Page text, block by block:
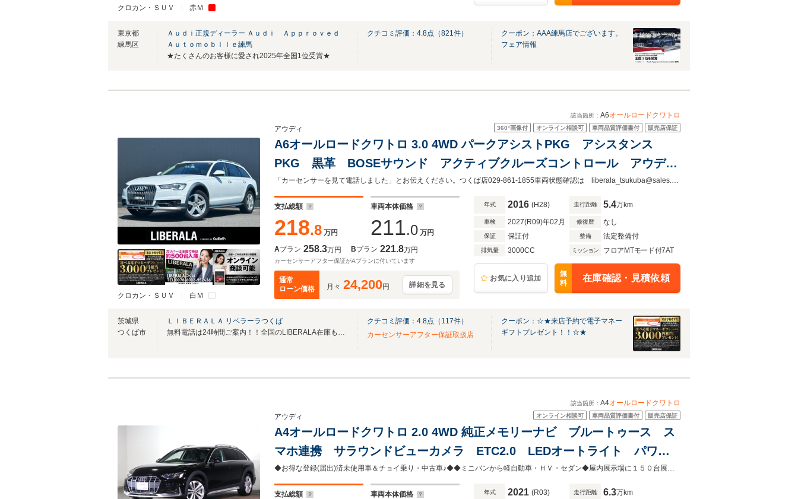
クロカン・ＳＵＶ 赤Ｍ
東京都
練馬区
Ａｕｄｉ正規ディーラー Ａｕｄｉ Ａｐｐｒｏｖｅｄ
Ａｕｔｏｍｏｂｉｌｅ練馬
★たくさんのお客様に愛され2025年全国1位受賞★
クチコミ評価： 4.8点（821件）
クーポン：AAA練馬店でございます。
フェア情報
該当箇所： A6オールロードクワトロ
クロカン・ＳＵＶ 白Ｍ
360°画像付 オンライン相談可 車両品質評価書付 販売店保証
アウディ
A6オールロードクワトロ 3.0 4WD パークアシストPKG アシスタンス
PKG 黒革 BOSEサウンド アクティブクルーズコントロール アウディ
サイドアシスト ブラインドスポットモニター MMIナビ 360°カメラ
ETC シートヒーター
「カーセンサーを見て電話しました」とお伝えください。つくば店029-861-1855車両状態確認は liberala_tsukuba@sales.glv.co.jp までご連絡ください。
支払総額
218.8 万円
車両本体価格
211.0 万円
Aプラン 258.3万円 Bプラン 221.8万円
カーセンサーアフター保証がAプランに付いています
通常
ローン価格
月々 24,200円 詳細を見る
年式 2016 (H28) 走行距離 5.4万km
車検 2027(R09)年02月 修復歴 なし
保証 保証付 整備 法定整備付
排気量 3000CC ミッション フロアMTモード付7AT
お気に入り追加
無
料
在庫確認・見積依頼
茨城県
つくば市
ＬＩＢＥＲＡＬＡ リベラーラつくば
無料電話は24時間ご案内！！全国のLIBERALA在庫も見たい方は一括照会が可能です！
クチコミ評価： 4.8点（ 117件）
カーセンサーアフター保証取扱店
クーポン：☆★来店予約で電子マネー
ギフトプレゼント！！☆★
該当箇所： A4オールロードクワトロ
オンライン相談可 車両品質評価書付 販売店保証
アウディ
A4オールロードクワトロ 2.0 4WD 純正メモリーナビ ブルートゥース ス
マホ連携 サラウンドビューカメラ ETC2.0 LEDオートライト パワー
シート パワーテールゲート 純正18AW アウディプレセンス 4WD タ
ーボ 禁煙車
◆お得な登録(届出)済未使用車＆チョイ乗り・中古車♪◆◆ミニバンから軽自動車・ＨＶ・セダン◆屋内展示場に１５０台展示中♪ヴァーサス鈴鹿本店へ◆
支払総額 車両本体価格 年式 2021 (R03) 走行距離 6.3万km